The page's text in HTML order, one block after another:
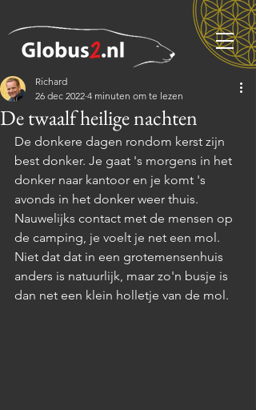
De twaalf heilige nachten
Richard
26 dec 2022 4 minuten om te lezen
De donkere dagen rondom kerst zijn
best donker. Je gaat 's morgens in het
donker naar kantoor en je komt 's
avonds in het donker weer thuis.
Nauwelijks contact met de mensen op
de camping, je voelt je net een mol.
Niet dat dat in een grotemensenhuis
anders is natuurlijk, maar zo'n busje is
dan net een klein holletje van de mol.